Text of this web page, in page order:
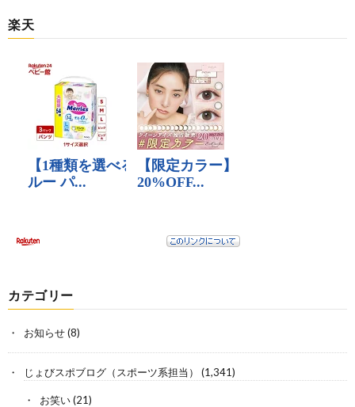
楽天
カテゴリー
お知らせ(8)
じょびスポブログ（スポーツ系担当） (1,341)
お笑い(21)